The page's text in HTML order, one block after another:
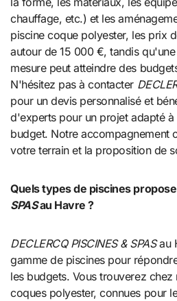
chauffage, etc.) et les
piscine coque polyester, les prix
autour de 15 000 €, tandis
mesure peut atteindre des
N'hésitez pas à contacter
pour un devis personnalisé et
d'experts pour un projet adapté
budget. Notre accompagnement
votre terrain et la proposition de
Quels types de piscines propose
SPASau Havre ?
DECLERCQ PISCINES & SPASau
gamme de piscines pour
les budgets. Vous trouverez chez
coques polyester, connues pour